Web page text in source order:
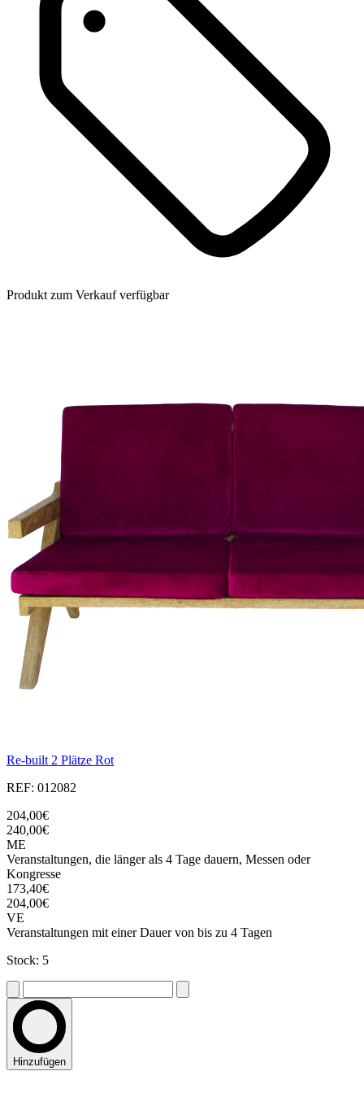
Produkt zum Verkauf verfügbar
Re-built 2 Plätze Rot
REF: 012082
204,00€
240,00€
ME
Veranstaltungen, die länger als 4 Tage dauern, Messen oder
Kongresse
173,40€
204,00€
VE
Veranstaltungen mit einer Dauer von bis zu 4 Tagen
Stock: 5
Hinzufügen